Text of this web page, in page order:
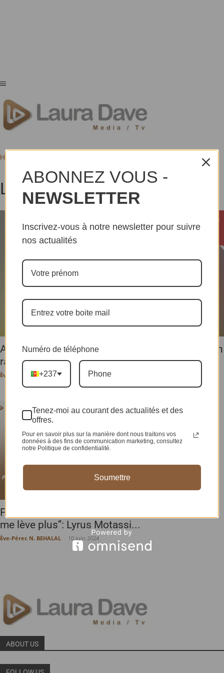
Home
Lyrus Motassi
Accusé d’utiliser l’IA, Lyrus Motassi exprime son
ras-le-bol
Ève-Pérec N. BEHALAL 15 mai 2026
PEOPLE: ‘’Je suis spirituellement attaqué…je ne
me lève plus’’: Lyrus Motassi...
Ève-Pérec N. BEHALAL 10 juin 2024
ABOUT US
ABONNEZ VOUS -
NEWSLETTER
Inscrivez-vous à notre newsletter pour suivre
nos actualités
Numéro de téléphone
+237
Tenez-moi au courant des actualités et des
offres.
Pour en savoir plus sur la manière dont nous traitons vos
données à des fins de communication marketing, consultez
notre Politique de confidentialité.
Soumettre